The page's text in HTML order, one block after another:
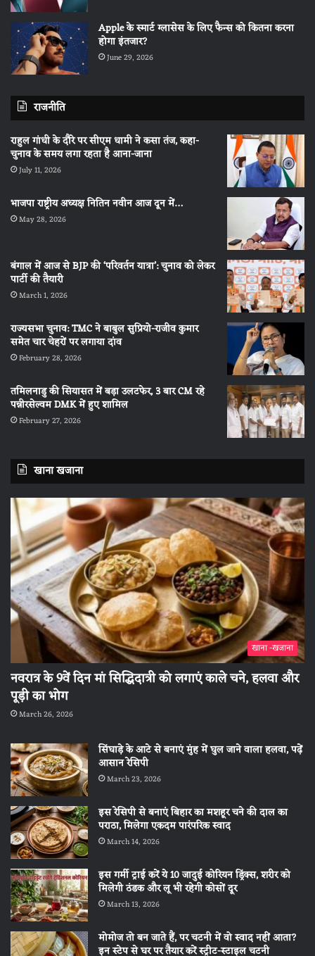
Apple के स्मार्ट ग्लासेस के लिए फैन्स को कितना करना
होगा इंतजार?
June 29, 2026
राजनीति
राहुल गांधी के दौरे पर सीएम धामी ने कसा तंज, कहा-
चुनाव के समय लगा रहता है आना-जाना
July 11, 2026
भाजपा राष्ट्रीय अध्यक्ष नितिन नवीन आज दून में…
May 28, 2026
बंगाल में आज से BJP की ‘परिवर्तन यात्रा’: चुनाव को लेकर
पार्टी की तैयारी
March 1, 2026
राज्यसभा चुनाव: TMC ने बाबुल सुप्रियो-राजीव कुमार
समेत चार चेहरों पर लगाया दांव
February 28, 2026
तमिलनाडु की सियासत में बड़ा उलटफेर, 3 बार CM रहे
पन्नीरसेल्वम DMK में हुए शामिल
February 27, 2026
खाना खजाना
खाना -खजाना
नवरात्र के 9वें दिन मां सिद्धिदात्री को लगाएं काले चने, हलवा और
पूड़ी का भोग
March 26, 2026
सिंघाड़े के आटे से बनाएं मुंह में घुल जाने वाला हलवा, पढ़ें
आसान रेसिपी
March 23, 2026
इस रेसिपी से बनाएं बिहार का मशहूर चने की दाल का
पराठा, मिलेगा एकदम पारंपरिक स्वाद
March 14, 2026
इस गर्मी ट्राई करें ये 10 जादुई कोरियन ड्रिंक्स, शरीर को
मिलेगी ठंडक और लू भी रहेगी कोसों दूर
March 13, 2026
मोमोज तो बन जाते हैं, पर चटनी में वो स्वाद नहीं आता?
इन स्टेप से घर पर तैयार करें स्ट्रीट-स्टाइल चटनी